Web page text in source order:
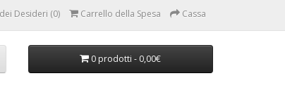
Desideri (0) Carrello della Spesa Cassa
0 prodotti - 0,00€